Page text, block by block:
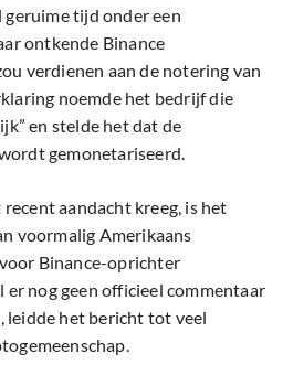
geruime tijd onder een
ontkende Binance
verdienen aan de notering van
noemde het bedrijf die
en stelde het dat de
gemonetariseerd.
aandacht kreeg, is het
voormalig Amerikaans
Binance-oprichter
er nog geen officieel commentaar
leidde het bericht tot veel